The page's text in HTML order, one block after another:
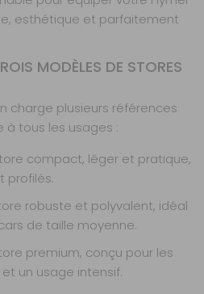
:
:4 m
EN LIVRAISON : EN STOCK
Contactez-nous au
04 68 41 42 42
AU PANIER
esthétique et parfaitement
MODÈLES DE STORES
charge plusieurs références
à tous les usages :
compact, léger et pratique,
profilés.
robuste et polyvalent, idéal
de taille moyenne.
premium, conçu pour les
un usage intensif.